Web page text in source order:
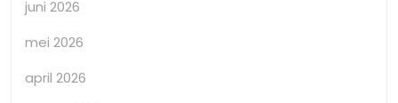
juni 2026
mei 2026
april 2026